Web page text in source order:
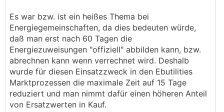
Es war bzw. ist ein heißes Thema bei
Energiegemeinschaften, da dies bedeuten würde,
daß man erst nach 60 Tagen die
Energiezuweisungen "offiziell" abbilden kann, bzw.
abrechnen kann wenn verrechnet wird. Deshalb
wurde für diesen Einsatzzweck in den Ebutilities
Marktprozessen die maximale Zeit auf 15 Tage
reduziert und man nimmt dafür einen höheren Anteil
von Ersatzwerten in Kauf.